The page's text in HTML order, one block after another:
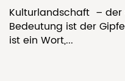
Kulturlandschaft – der
Bedeutung ist der
ist ein Wort,...